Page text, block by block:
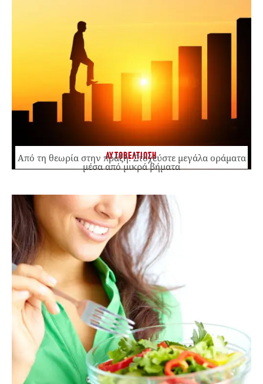
ΑΥΤΟΒΕΛΤΙΩΣΗ
Από τη θεωρία στην πράξη: Στοχεύστε μεγάλα οράματα
μέσα από μικρά βήματα